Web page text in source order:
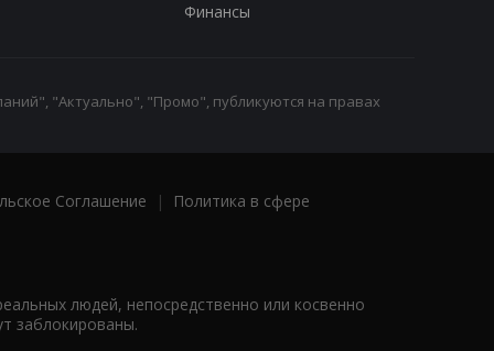
Финансы
"Актуально", "Промо", публикуются на правах
Соглашение |
Политика в сфере
людей, непосредственно или косвенно
заблокированы.